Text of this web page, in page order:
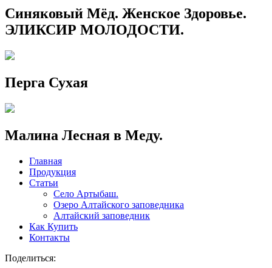
Синяковый Мёд. Женское Здоровье.
ЭЛИКСИР МОЛОДОСТИ.
Перга Сухая
Малина Лесная в Меду.
Главная
Продукция
Статьи
Село Артыбаш.
Озеро Алтайского заповедника
Алтайский заповедник
Как Купить
Контакты
Поделиться: